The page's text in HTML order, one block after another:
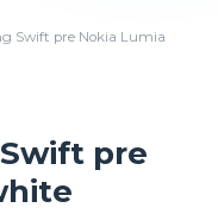
Swift pre Nokia Lumia
pre